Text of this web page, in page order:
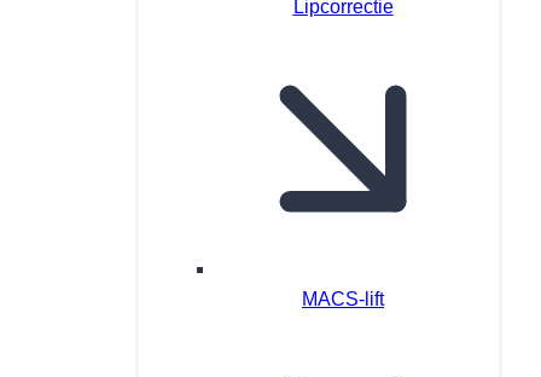
Lipcorrectie
MACS-lift